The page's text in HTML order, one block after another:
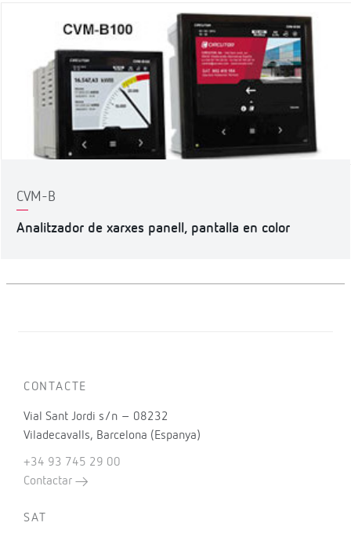
CVM-B
Analitzador de xarxes panell, pantalla en color
CONTACTE
Vial Sant Jordi s/n – 08232
Viladecavalls, Barcelona (Espanya)
+34 93 745 29 00
Contactar
SAT